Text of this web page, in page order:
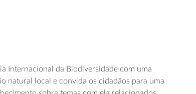
Internacional da Biodiversidade com uma
natural local e convida os cidadãos para uma